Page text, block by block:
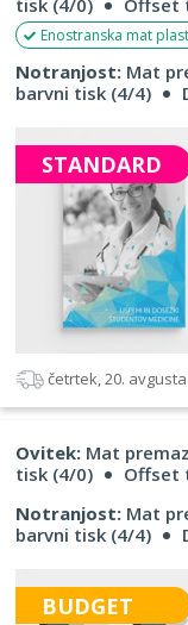
Enostranska mat
Notranjost: Mat
barvni tisk (4/4)
STANDARD
četrtek, 20. avgusta
Ovitek: Mat
tisk (4/0)
Offset
Notranjost: Mat
barvni tisk (4/4)
BUDGET